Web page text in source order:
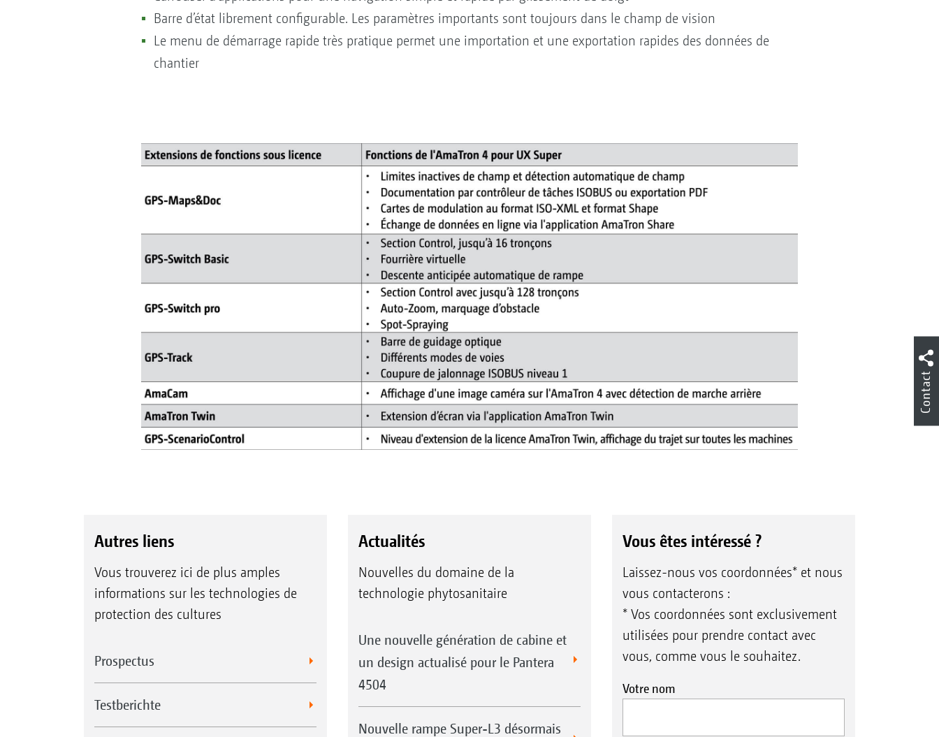
Barre d’état librement configurable. Les paramètres importants sont toujours dans le champ de vision
Le menu de démarrage rapide très pratique permet une importation et une exportation rapides des données de
chantier
Autres liens
Vous trouverez ici de plus amples
informations sur les technologies de
protection des cultures
Prospectus
Testberichte
Actualités
Nouvelles du domaine de la
technologie phytosanitaire
Une nouvelle génération de cabine et
un design actualisé pour le Pantera
4504
Nouvelle rampe Super-L3 désormais
Vous êtes intéressé ?
Laissez-nous vos coordonnées* et nous
vous contacterons :
* Vos coordonnées sont exclusivement
utilisées pour prendre contact avec
vous, comme vous le souhaitez.
Votre nom
Contact